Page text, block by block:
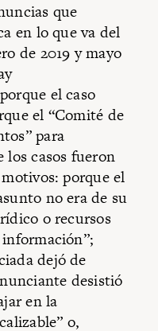
que
en lo que va del
de 2019 y mayo
el caso
el “Comité de
para
los casos fueron
porque el
no era de su
o recursos
dejó de
desistió
en la
o,